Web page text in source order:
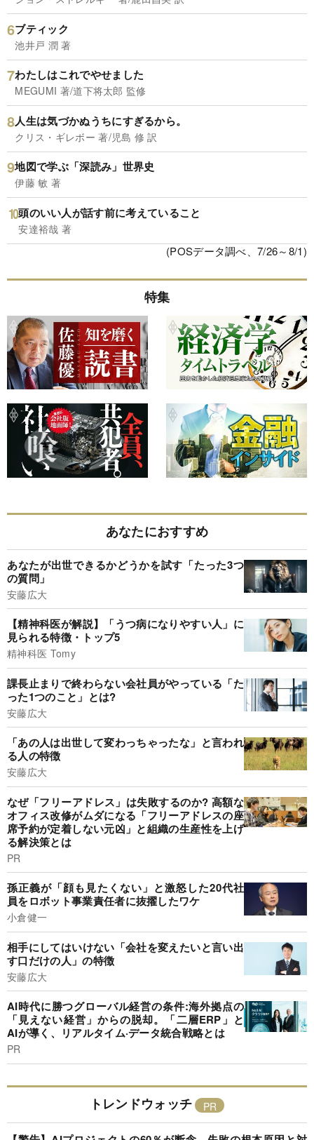
ブティック
池井戸 潤 著
わたしはこれでやせました
MEGUMI 著/道下将太郎 監修
人生は気づかぬうちにすぎるから。
クリス・ギレボー 著/児島 修 訳
地図で学ぶ「深読み」世界史
伊藤 敏 著
頭のいい人が話す前に考えていること
安達裕哉 著
(POSデータ調べ、7/26～8/1)
特集
あなたにおすすめ
あなたが出世できるかどうかを試す「たった3つ
の質問」
安藤広大
【精神科医が解説】「うつ病になりやすい人」に
見られる特徴・トップ5
精神科医 Tomy
課長止まりで終わらない会社員がやっている「た
った1つのこと」とは?
安藤広大
「あの人は出世して変わっちゃったな」と言われ
る人の特徴
安藤広大
なぜ「フリーアドレス」は失敗するのか? 高額な
オフィス改修がムダになる「フリーアドレスの座
席予約が定着しない元凶」と組織の生産性を上げ
る解決策とは
PR
孫正義が「顔も見たくない」と激怒した20代社
員をロボット事業責任者に抜擢したワケ
小倉健一
相手にしてはいけない「会社を変えたいと言い出
す口だけの人」の特徴
安藤広大
AI時代に勝つグローバル経営の条件:海外拠点の
「見えない経営」からの脱却。「二層ERP」と
AIが導く、リアルタイム·データ統合戦略とは
PR
トレンドウォッチ